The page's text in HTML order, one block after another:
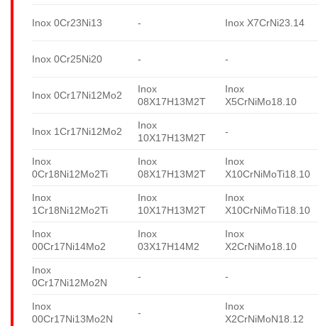
Inox 0Cr23Ni13 - Inox X7CrNi23.14
Inox 0Cr25Ni20 - -
Inox 0Cr17Ni12Mo2
Inox
08X17H13M2T
Inox
X5CrNiMo18.10
Inox 1Cr17Ni12Mo2
Inox
10X17H13M2T
-
Inox
0Cr18Ni12Mo2Ti
Inox
08X17H13M2T
Inox
X10CrNiMoTi18.10
Inox
1Cr18Ni12Mo2Ti
Inox
10X17H13M2T
Inox
X10CrNiMoTi18.10
Inox
00Cr17Ni14Mo2
Inox
03X17H14M2
Inox
X2CrNiMo18.10
Inox
0Cr17Ni12Mo2N
- -
Inox
00Cr17Ni13Mo2N
-
Inox
X2CrNiMoN18.12